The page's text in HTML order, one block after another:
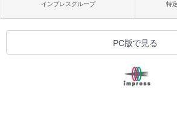
インプレスグループ 特
PC版で見る